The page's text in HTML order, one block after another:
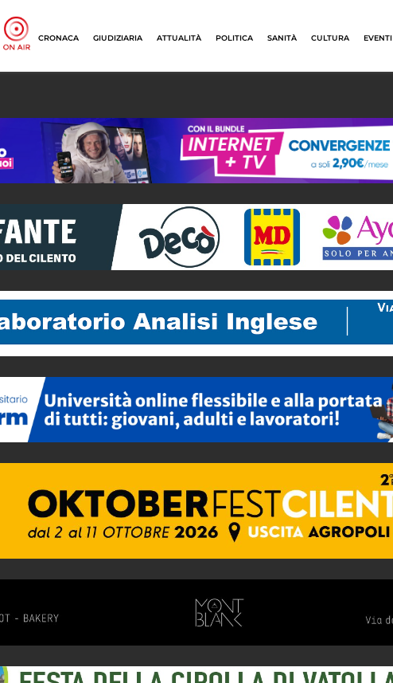
CRONACA GIUDIZIARIA ATTUALITÀ POLITICA SANITÀ CULTURA EVENTI